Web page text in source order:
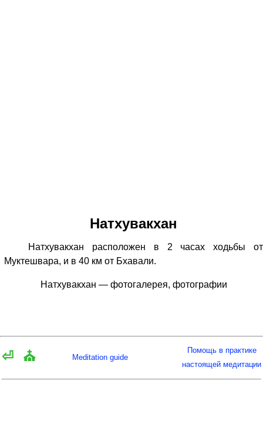
Натхувакхан
Натхувакхан расположен в 2 часах ходьбы от
Муктешвара, и в 40 км от Бхавали.
Натхувакхан — фотогалерея, фотографии
⏎ ⛪ Meditation guide
Помощь в практике
настоящей медитации